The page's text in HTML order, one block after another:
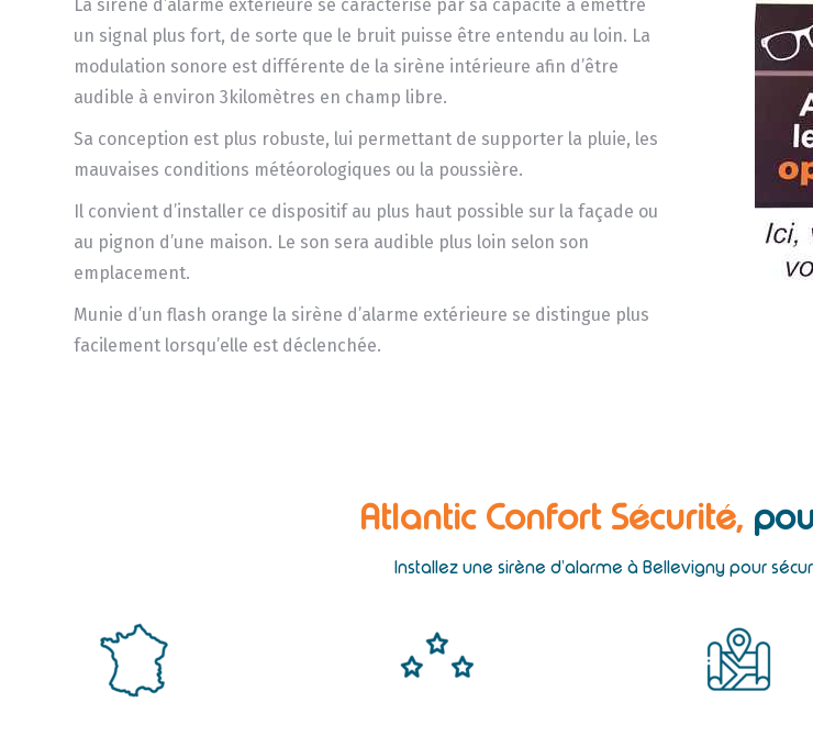
La sirène d’alarme extérieure se caractérise par sa capacité à émettre
un signal plus fort, de sorte que le bruit puisse être entendu au loin. La
modulation sonore est différente de la sirène intérieure afin d’être
audible à environ 3kilomètres en champ libre.
Sa conception est plus robuste, lui permettant de supporter la pluie, les
mauvaises conditions météorologiques ou la poussière.
Il convient d’installer ce dispositif au plus haut possible sur la façade ou
au pignon d’une maison. Le son sera audible plus loin selon son
emplacement.
Munie d’un flash orange la sirène d’alarme extérieure se distingue plus
facilement lorsqu’elle est déclenchée.
Atlantic Confort Sécurité,
Installez une sirène d’alarme à Bellevigny pour